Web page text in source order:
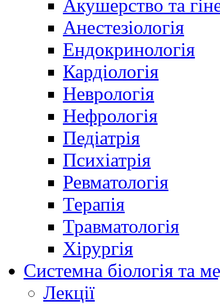
Акушерство та
Анестезіологія
Ендокринологія
Кардіологія
Неврологія
Нефрологія
Педіатрія
Психіатрія
Ревматологія
Терапія
Травматологія
Хірургія
Системна біологія та
Лекції